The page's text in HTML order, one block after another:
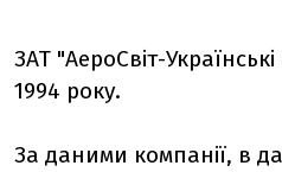
ЗАТ "АероСвіт-Українські
1994 року.
За даними компанії, в